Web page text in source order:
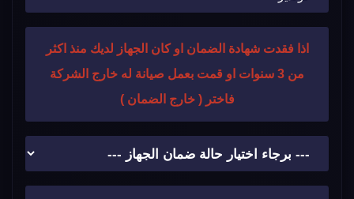
اذا فقدت شهادة الضمان او كان الجهاز لديك منذ اكثر
من 3 سنوات او قمت بعمل صيانة له خارج الشركة
فاختر ( خارج الضمان )